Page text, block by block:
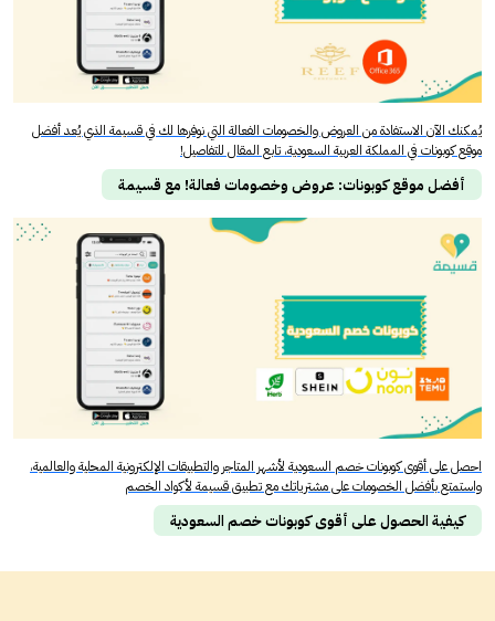
يُمكنك الآن الاستفادة من العروض والخصومات الفعالة التي نوفرها لك في قسيمة الذي يُعد أفضل
موقع كوبونات في المملكة العربية السعودية، تابع المقال للتفاصيل!
أفضل موقع كوبونات: عروض وخصومات فعالة! مع قسيمة
احصل على أقوى كوبونات خصم السعودية لأشهر المتاجر والتطبيقات الإلكترونية المحلية والعالمية،
واستمتع بأفضل الخصومات على مشترياتك مع تطبيق قسيمة لأكواد الخصم
كيفية الحصول على أقوى كوبونات خصم السعودية